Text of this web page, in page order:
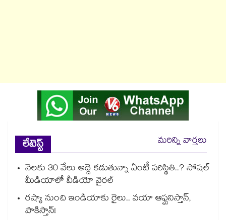
లేటెస్ట్
మరిన్ని వార్తలు
నెలకు 30 వేలు అద్దె కడుతున్నా ఏంటీ పరిస్థితి..? సోషల్
మీడియాలో వీడియో వైరల్
రష్యా నుంచి ఇండియాకు రైలు.. వయా ఆఫ్ఘనిస్తాన్,
పాకిస్తాన్!